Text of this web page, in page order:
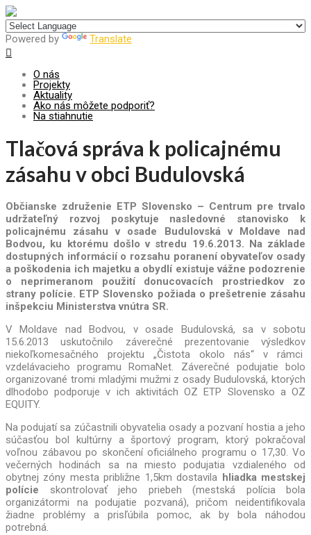
Powered by Translate
O nás
Projekty
Aktuality
Ako nás môžete podporiť?
Na stiahnutie
Tlačová správa k policajnému
zásahu v obci Budulovská
Občianske združenie ETP Slovensko – Centrum pre trvalo
udržateľný rozvoj poskytuje nasledovné stanovisko k
policajnému zásahu v osade Budulovská v Moldave nad
Bodvou, ku ktorému došlo v stredu 19.6.2013. Na základe
dostupných informácií o rozsahu poranení obyvateľov osady
a poškodenia ich majetku a obydlí existuje vážne podozrenie
o neprimeranom použití donucovacích prostriedkov zo
strany polície. ETP Slovensko požiada o prešetrenie zásahu
inšpekciu Ministerstva vnútra SR.
V Moldave nad Bodvou, v osade Budulovská, sa v sobotu
15.6.2013 uskutočnilo záverečné prezentovanie výsledkov
niekoľkomesačného projektu „Čistota okolo nás“ v rámci
vzdelávacieho programu RomaNet. Záverečné podujatie bolo
organizované tromi mladými mužmi z osady Budulovská, ktorých
dlhodobo podporuje v ich aktivitách OZ ETP Slovensko a OZ
EQUITY.
Na podujatí sa zúčastnili obyvatelia osady a pozvaní hostia a jeho
súčasťou bol kultúrny a športový program, ktorý pokračoval
voľnou zábavou po skončení oficiálneho programu o 17,30. Vo
večerných hodinách sa na miesto podujatia vzdialeného od
obytnej zóny mesta približne 1,5km dostavila hliadka mestskej
polície skontrolovať jeho priebeh (mestská polícia bola
organizátormi na podujatie pozvaná), pričom neidentifikovala
žiadne problémy a prisľúbila pomoc, ak by bola náhodou
potrebná.